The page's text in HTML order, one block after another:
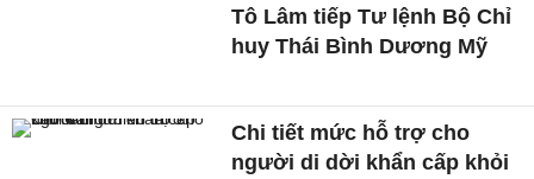
Tô Lâm tiếp Tư lệnh Bộ Chỉ
huy Thái Bình Dương Mỹ
Chi tiết mức hỗ trợ cho
người di dời khẩn cấp khỏi